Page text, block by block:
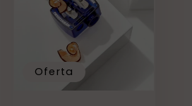
Oferta